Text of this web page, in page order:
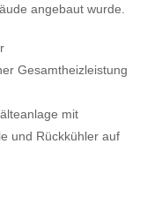
angebaut wurde.
Gesamtheizleistung
mit
und Rückkühler auf